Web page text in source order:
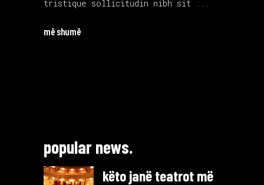
tristique sollicitudin nibh sit
më shumë
popular news.
këto janë teatrot më